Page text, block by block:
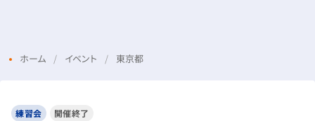
ホーム イベント 東京都
練習会 開催終了